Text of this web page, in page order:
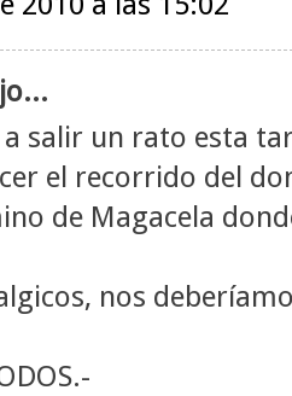
a salir un rato esta
el recorrido del
de Magacela
nos